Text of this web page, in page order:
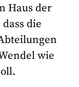
Haus der
die
wie